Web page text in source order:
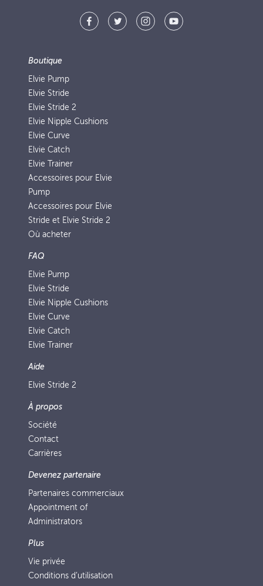
Boutique
Elvie Pump
Elvie Stride
Elvie Stride 2
Elvie Nipple Cushions
Elvie Curve
Elvie Catch
Elvie Trainer
Accessoires pour Elvie
Pump
Accessoires pour Elvie
Stride et Elvie Stride 2
Où acheter
FAQ
Elvie Pump
Elvie Stride
Elvie Nipple Cushions
Elvie Curve
Elvie Catch
Elvie Trainer
Aide
Elvie Stride 2
À propos
Société
Contact
Carrières
Devenez partenaire
Partenaires commerciaux
Appointment of
Administrators
Plus
Vie privée
Conditions d’utilisation